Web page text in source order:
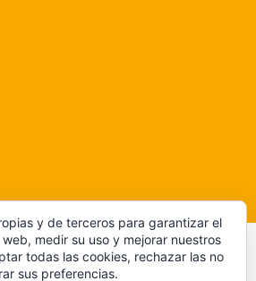
Equipo
y de terceros para garantizar el
medir su uso y mejorar nuestros
todas las cookies, rechazar las no
sus preferencias.